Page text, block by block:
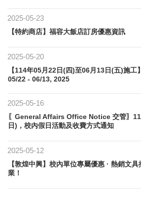
2025-05-23
【特約商店】福容大飯店訂房優惠資訊
2025-05-20
【114年05月22日(四)至06月13日(五)施
05/22 - 06/13, 2025
2025-05-16
〖General Affairs Office Notice 交管〗
日)，校內假日活動及收費方式通知
2025-05-12
【敦煌中興】校內單位專屬優惠 · 熱銷文
業！